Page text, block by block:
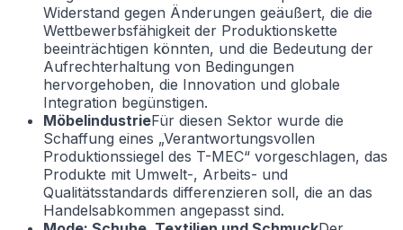
Widerstand gegen Änderungen geäußert, die die
Wettbewerbsfähigkeit der Produktionskette
beeinträchtigen könnten, und die Bedeutung der
Aufrechterhaltung von Bedingungen
hervorgehoben, die Innovation und globale
Integration begünstigen.
MöbelindustrieFür diesen Sektor wurde die
Schaffung eines „Verantwortungsvollen
Produktionssiegel des T-MEC“ vorgeschlagen, das
Produkte mit Umwelt-, Arbeits- und
Qualitätsstandards differenzieren soll, die an das
Handelsabkommen angepasst sind.